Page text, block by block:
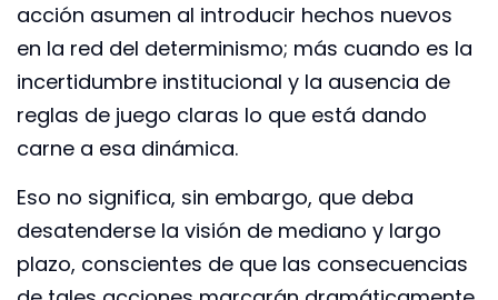
acción asumen al introducir hechos nuevos
en la red del determinismo; más cuando es la
incertidumbre institucional y la ausencia de
reglas de juego claras lo que está dando
carne a esa dinámica.
Eso no significa, sin embargo, que deba
desatenderse la visión de mediano y largo
plazo, conscientes de que las consecuencias